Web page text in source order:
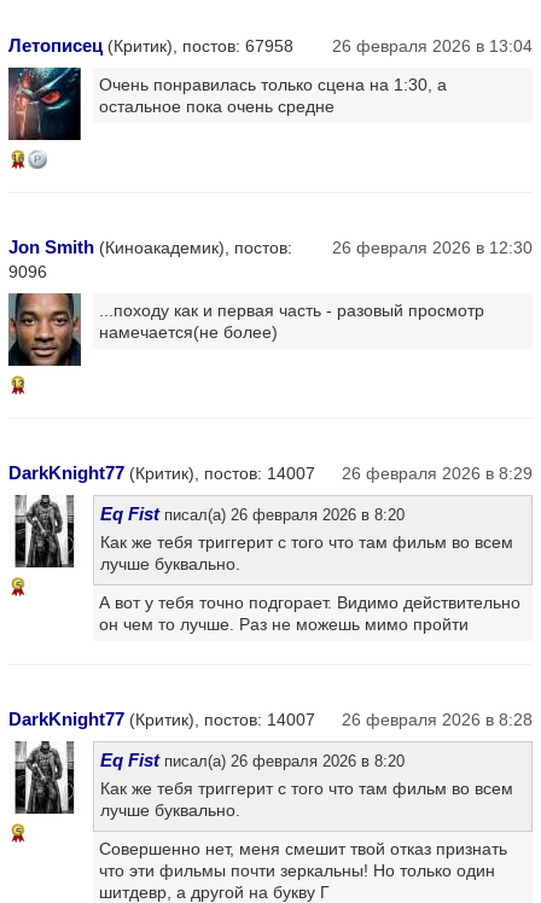
Летописец (Критик), постов: 67958 26 февраля 2026 в 13:04
16
Очень понравилась только сцена на 1:30, а
остальное пока очень средне
Jon Smith (Киноакадемик), постов:
9096
26 февраля 2026 в 12:30
13
...походу как и первая часть - разовый просмотр
намечается(не более)
DarkKnight77 (Критик), постов: 14007 26 февраля 2026 в 8:29
5
Eq Fistписал(а) 26 февраля 2026 в 8:20
Как же тебя триггерит с того что там фильм во всем
лучше буквально.
А вот у тебя точно подгорает. Видимо действительно
он чем то лучше. Раз не можешь мимо пройти
DarkKnight77 (Критик), постов: 14007 26 февраля 2026 в 8:28
5
Eq Fistписал(а) 26 февраля 2026 в 8:20
Как же тебя триггерит с того что там фильм во всем
лучше буквально.
Совершенно нет, меня смешит твой отказ признать
что эти фильмы почти зеркальны! Но только один
шитдевр, а другой на букву Г